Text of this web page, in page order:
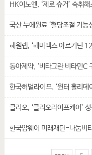
HK이노엔, ‘제로 슈거’ 숙취해
국산 누에원료 ‘혈당조절 기능
해원랩, ‘해마맥스 아르기닌
동아제약, ‘비타그란 비타민C
한국허벌라이프, ‘윈터 홀리데
클리오, ‘클리오라이프케어’
한국암웨이 미래재단-나눔비